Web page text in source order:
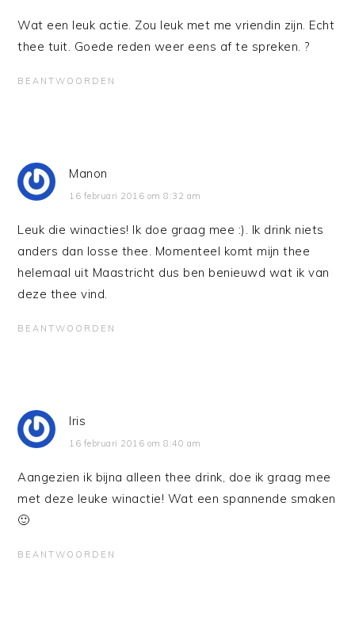
Wat een leuk actie. Zou leuk met me vriendin zijn. Echt
thee tuit. Goede reden weer eens af te spreken. ?
BEANTWOORDEN
Manon
16 februari 2016 om 8:32 am
Leuk die winacties! Ik doe graag mee :). Ik drink niets
anders dan losse thee. Momenteel komt mijn thee
helemaal uit Maastricht dus ben benieuwd wat ik van
deze thee vind.
BEANTWOORDEN
Iris
16 februari 2016 om 8:40 am
Aangezien ik bijna alleen thee drink, doe ik graag mee
met deze leuke winactie! Wat een spannende smaken
🙂
BEANTWOORDEN